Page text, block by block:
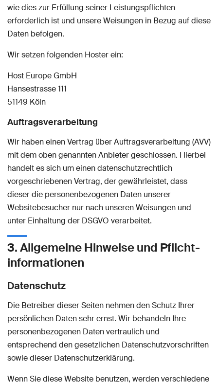
wie dies zur Erfüllung seiner Leistungspflichten
erforderlich ist und unsere Weisungen in Bezug auf diese
Daten befolgen.
Wir setzen folgenden Hoster ein:
Host Europe GmbH
Hansestrasse 111
51149 Köln
Auftragsverarbeitung
Wir haben einen Vertrag über Auftragsverarbeitung (AVV)
mit dem oben genannten Anbieter geschlossen. Hierbei
handelt es sich um einen datenschutzrechtlich
vorgeschriebenen Vertrag, der gewährleistet, dass
dieser die personenbezogenen Daten unserer
Websitebesucher nur nach unseren Weisungen und
unter Einhaltung der DSGVO verarbeitet.
3. Allgemeine Hinweise und Pflicht­
informationen
Datenschutz
Die Betreiber dieser Seiten nehmen den Schutz Ihrer
persönlichen Daten sehr ernst. Wir behandeln Ihre
personenbezogenen Daten vertraulich und
entsprechend den gesetzlichen Datenschutzvorschriften
sowie dieser Datenschutzerklärung.
Wenn Sie diese Website benutzen, werden verschiedene